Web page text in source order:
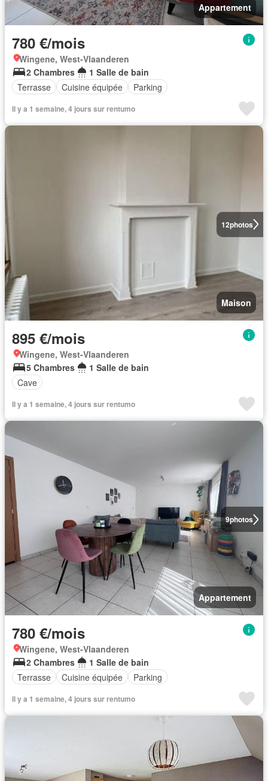
Appartement
780 €/mois
Wingene, West-Vlaanderen
2 Chambres
1 Salle de bain
Terrasse
Cuisine équipée Parking
Il y a 1 semaine, 4 jours sur rentumo
12photos
Maison
895 €/mois
Wingene, West-Vlaanderen
5 Chambres
1 Salle de bain
Cave
Il y a 1 semaine, 4 jours sur rentumo
9photos
Appartement
780 €/mois
Wingene, West-Vlaanderen
2 Chambres
1 Salle de bain
Terrasse
Cuisine équipée Parking
Il y a 1 semaine, 4 jours sur rentumo